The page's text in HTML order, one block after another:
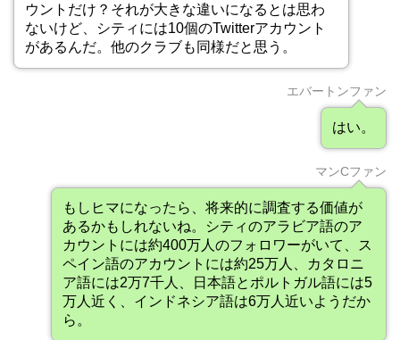
ウントだけ？それが大きな違いになるとは思わ
ないけど、シティには10個のTwitterアカウント
があるんだ。他のクラブも同様だと思う。
エバートンファン
はい。
マンCファン
もしヒマになったら、将来的に調査する価値が
あるかもしれないね。シティのアラビア語のア
カウントには約400万人のフォロワーがいて、ス
ペイン語のアカウントには約25万人、カタロニ
ア語には2万7千人、日本語とポルトガル語には5
万人近く、インドネシア語は6万人近いようだか
ら。